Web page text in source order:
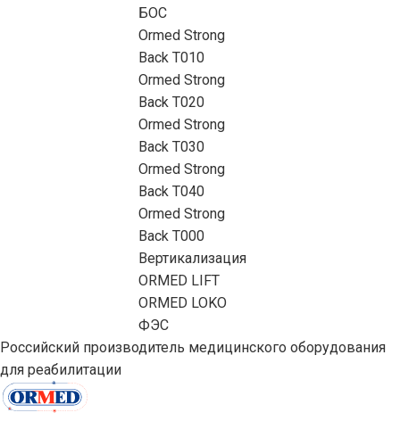
БОС
Ormed Strong
Back Т010
Ormed Strong
Back Т020
Ormed Strong
Back Т030
Ormed Strong
Back Т040
Ormed Strong
Back Т000
Вертикализация
ORMED LIFT
ORMED LOKO
ФЭС
Российский производитель медицинского оборудования
для реабилитации